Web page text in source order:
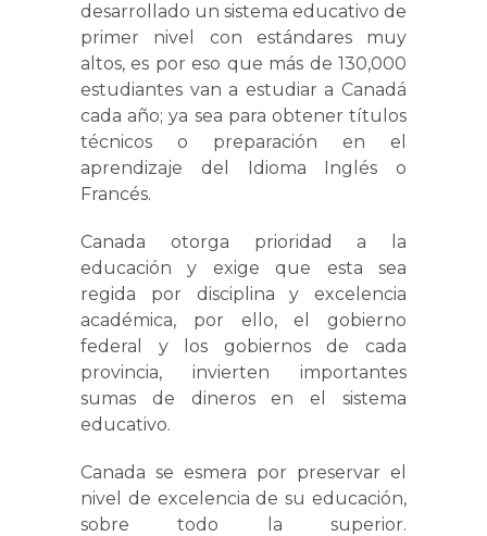
desarrollado un sistema educativo de
primer nivel con estándares muy
altos, es por eso que más de 130,000
estudiantes van a estudiar a Canadá
cada año; ya sea para obtener títulos
técnicos o preparación en el
aprendizaje del Idioma Inglés o
Francés.
Canada otorga prioridad a la
educación y exige que esta sea
regida por disciplina y excelencia
académica, por ello, el gobierno
federal y los gobiernos de cada
provincia, invierten importantes
sumas de dineros en el sistema
educativo.
Canada se esmera por preservar el
nivel de excelencia de su educación,
sobre todo la superior.